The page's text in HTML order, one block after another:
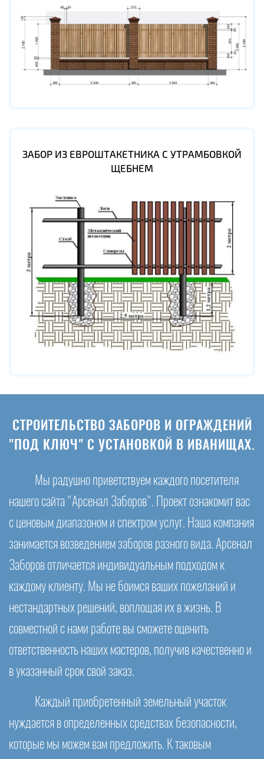
ЗАБОР ИЗ ЕВРОШТАКЕТНИКА С УТРАМБОВКОЙ
ЩЕБНЕМ
СТРОИТЕЛЬСТВО ЗАБОРОВ И ОГРАЖДЕНИЙ
"ПОД КЛЮЧ" С УСТАНОВКОЙ В ИВАНИЩАХ.
Мы радушно приветствуем каждого посетителя
нашего сайта "Арсенал Заборов". Проект ознакомит вас
с ценовым диапазоном и спектром услуг. Наша компания
занимается возведением заборов разного вида. Арсенал
Заборов отличается индивидуальным подходом к
каждому клиенту. Мы не боимся ваших пожеланий и
нестандартных решений, воплощая их в жизнь. В
совместной с нами работе вы сможете оценить
ответственность наших мастеров, получив качественно и
в указанный срок свой заказ.
Каждый приобретенный земельный участок
нуждается в определенных средствах безопасности,
которые мы можем вам предложить. К таковым